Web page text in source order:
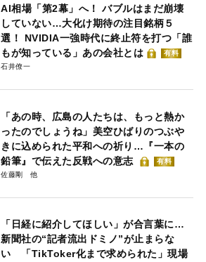
AI相場「第2幕」へ！ バブルはまだ崩壊
していない…大化け期待の注目銘柄５
選！ NVIDIA一強時代に終止符を打つ「誰
もが知っている」あの会社とは
有料
石井僚一
「あの時、広島の人たちは、もっと熱か
ったのでしょうね」美空ひばりのつぶや
きに込められた平和への祈り…『一本の
鉛筆』で伝えた反戦への意志
有料
佐藤剛
「日経に紹介してほしい」が合言葉に…
新聞社の“記者流出ドミノ”が止まらな
い 「TikToker化まで求められた」現場